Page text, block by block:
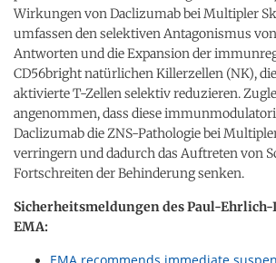
Wirkungen von Daclizumab bei Multipler
umfassen den selektiven Antagonismus
Antworten und die Expansion der
CD56bright natürlichen Killerzellen (NK),
aktivierte T-Zellen selektiv reduzieren.
angenommen, dass diese
Daclizumab die ZNS-Pathologie bei
verringern und dadurch das Auftreten von
Fortschreiten der Behinderung senken.
Sicherheitsmeldungen des Paul-
EMA:
EMA recommends immediate